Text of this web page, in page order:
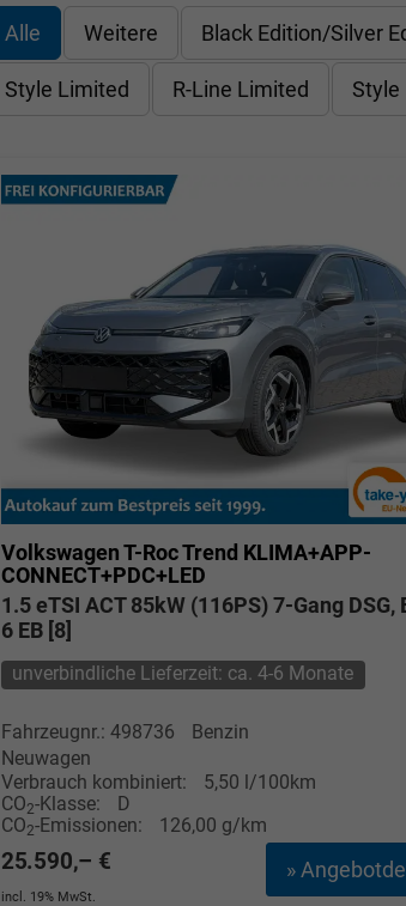
Alle Weitere Black Edition/Silver
Style Limited R-Line Limited Style
Volkswagen T-RocTrend KLIMA+APP-
CONNECT+PDC+LED
1.5 eTSI ACT 85kW (116PS) 7-Gang DSG,
6 EB [8]
unverbindliche Lieferzeit: ca. 4-6 Monate
Fahrzeugnr.: 498736
Benzin
Neuwagen
Verbrauch kombiniert:
5,50 l/100km
CO2-Klasse:
D
CO2-Emissionen: 126,00 g/km
»
25.590,– €
incl. 19% MwSt.